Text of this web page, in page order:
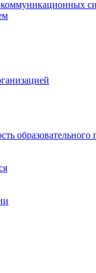
образовательного